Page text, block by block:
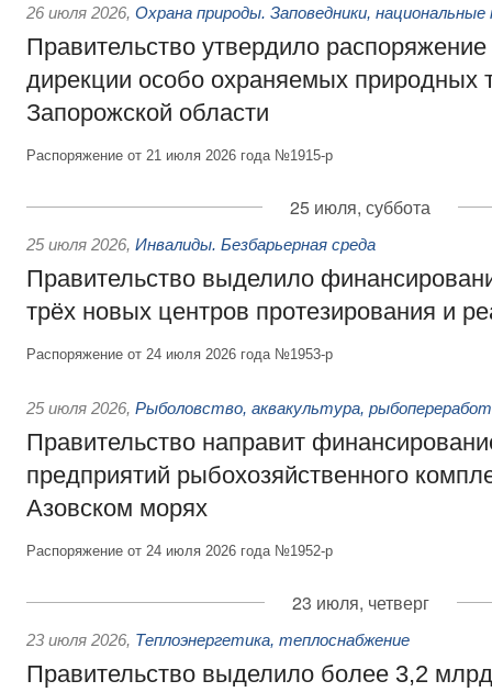
26 июля 2026, Охрана природы. Заповедники, национальные
Правительство утвердило
дирекции особо охраняемых природных
Запорожской области
Распоряжение от 21 июля 2026 года №1915-р
25 июля, суббота
25 июля 2026, Инвалиды. Безбарьерная среда
Правительство выделило
трёх новых центров протезирования и
Распоряжение от 24 июля 2026 года №1953-р
25 июля 2026, Рыболовство, аквакультура,
Правительство направит
предприятий рыбохозяйственного
Азовском морях
Распоряжение от 24 июля 2026 года №1952-р
23 июля, четверг
23 июля 2026, Теплоэнергетика, теплоснабжение
Правительство выделило более 3,2